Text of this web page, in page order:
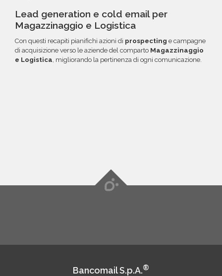
Lead generation e cold email per
Magazzinaggio e Logistica
Con questi recapiti pianifichi azioni di prospecting e campagne
di acquisizione verso le aziende del comparto Magazzinaggio
e Logistica, migliorando la pertinenza di ogni comunicazione.
Bancomail S.p.A.®